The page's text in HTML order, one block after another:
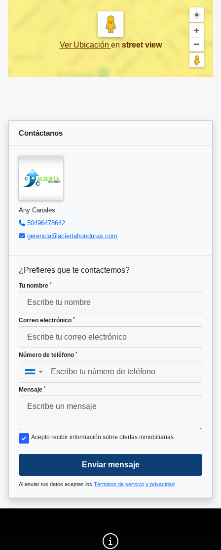
Ver Ubicación en street view
Contáctanos
Any Canales
50496478642
gerencia@aciertahonduras.com
¿Prefieres que te contactemos?
Tu nombre *
Correo electrónico *
Número de teléfono *
▼
Mensaje *
Acepto recibir información sobre ofertas inmobiliarias
Enviar mensaje
Al enviar tus datos aceptas los Términos de servicio y privacidad